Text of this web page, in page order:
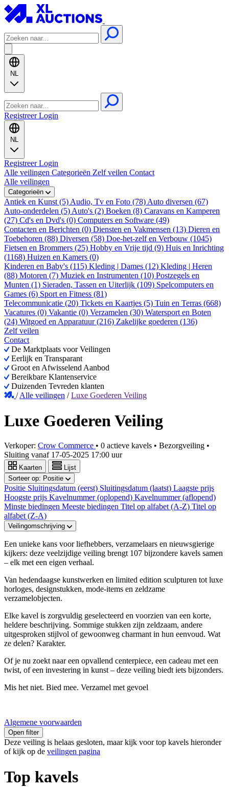
NL
RegistreerLogin
NL
RegistreerLogin
Alle veilingen Categorieën Zelf veilen Contact
Alle veilingen
Categorieën
Antiek en Kunst (5) Audio, Tv en Foto (78) Auto diversen (67)
Auto-onderdelen (5) Auto's (2) Boeken (8) Caravans en Kamperen
(27) Cd's en Dvd's (0) Computers en Software (49)
Contacten en Berichten (0) Diensten en Vakmensen (13) Dieren en
Toebehoren (88) Diversen (58) Doe-het-zelf en Verbouw (1045)
Fietsen en Brommers (25) Hobby en Vrije tijd (9) Huis en Inrichting
(1168) Huizen en Kamers (0)
Kinderen en Baby's (115) Kleding | Dames (12) Kleding | Heren
(88) Motoren (7) Muziek en Instrumenten (10) Postzegels en
Munten (1) Sieraden, Tassen en Uiterlijk (109) Spelcomputers en
Games (6) Sport en Fitness (81)
Telecommunicatie (20) Tickets en Kaartjes (5) Tuin en Terras (668)
Vacatures (0) Vakantie (0) Verzamelen (30) Watersport en Boten
(24) Witgoed en Apparatuur (216) Zakelijke goederen (136)
Zelf veilen
Contact
De Marktplaats voor Veilingen
Eerlijk en Transparant
Groot en Afwisselend Aanbod
Bereikbare Klantenservice
Duizenden Tevreden klanten
/Alle veilingen /Luxe Goederen Veiling
Luxe Goederen Veiling
Verkoper: Crow Commerce • 0 actieve kavels • Bezorgveiling •
Sluiting vanaf 17-05-2025 17:00 uur
Kaarten
Lijst
Sorteer op: Positie
Positie Sluitingsdatum (eerst) Sluitingsdatum (laatst) Laagste prijs
Hoogste prijs Kavelnummer (oplopend) Kavelnummer (aflopend)
Minste biedingen Meeste biedingen Titel op alfabet (A-Z) Titel op
alfabet (Z-A)
Veilingomschrijving
Een unieke kans voor liefhebbers, verzamelaars en nieuwsgierige
kijkers: deze veelzijdige veiling brengt 107 bijzondere kavels samen
– elk met een eigen verhaal.
Van hedendaagse kunstwerken en limited edition sculpturen tot luxe
horloges, designstukken, mode-items en zeldzame
verzamelobjecten.
Elke kavel is zorgvuldig geselecteerd en voorzien van een korte,
heldere beschrijving. Sommige stukken zijn zeldzaam, andere
uitgesproken stijlvol of gewoonweg charmant in hun eenvoud. Wat
ze delen? Karakter.
Of je nu zoekt naar een opvallend centerpiece, een cadeau met een
twist, of een investering in kunst – deze veiling biedt iets bijzonders.
Mis het niet. Bied mee. Verzamel met gevoel
Algemene voorwaarden
Open filter
Deze veiling is helaas gesloten, maar kijk voor top kavels hieronder
of kijk op de veilingen pagina
Top kavels